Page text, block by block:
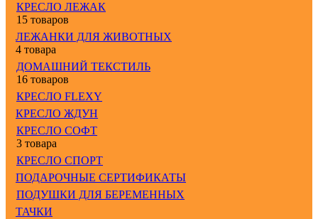
КРЕСЛО ЛЕЖАК
15 товаров
ЛЕЖАНКИ ДЛЯ ЖИВОТНЫХ
4 товара
ДОМАШНИЙ ТЕКСТИЛЬ
16 товаров
КРЕСЛО FLEXY
КРЕСЛО ЖДУН
КРЕСЛО СОФТ
3 товара
КРЕСЛО СПОРТ
ПОДАРОЧНЫЕ СЕРТИФИКАТЫ
ПОДУШКИ ДЛЯ БЕРЕМЕННЫХ
ТАЧКИ